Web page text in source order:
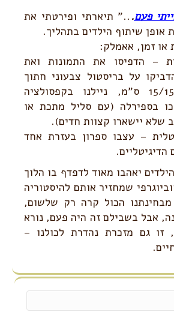
פעם. .." תיארתי ופירטתי את
אופן שיתוף הילדים בתהליך.
או זמן, אאמלק:
– הדפיסו את התמונות ואת
על בריסטול צבעוני חתוך
לדפים בגודל 15/15 ס"מ, ניילנו בקפסולציה
בספירלה (עם סליל מתכת או
שלא יישארו קצוות חדים).
– עצבו ספרון בעזרת אחד
יאהבו מאוד לדפדף בו הלוך
שמחזיר אותם להיסטוריה
הכול קרה רק שלשום,
אבל בשבילם זה היה פעם, נורא
זו גם מזכרת נהדרת לכולנו –